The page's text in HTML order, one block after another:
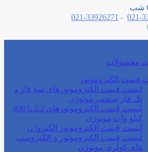
-
33926271-021
محصولات
قیمت الکتروموتور
لیست قیمت الکتروموتورهای سه فاز و
تک فاز صنعتی موتوژن
لیست قیمت الکتروموتورهای 2.2 تا 400
کیلو وات موتوژن
لیست قیمت الکتروموتور الکتروژن
لیست قیمت الکتروموتور و الکتروپمپ
های کولری موتوژن